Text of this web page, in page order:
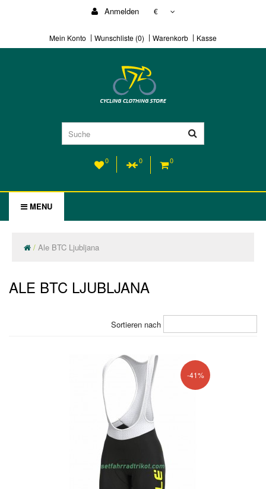
Anmelden €
Mein Konto Wunschliste (0) Warenkorb Kasse
0 0 0
MENU
Ale BTC Ljubljana
ALE BTC LJUBLJANA
Sortieren nach
-41%